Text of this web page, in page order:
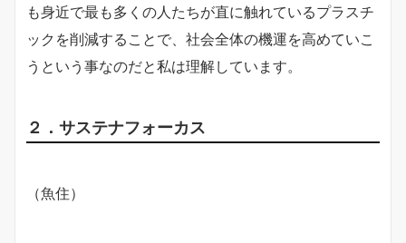
も身近で最も多くの人たちが直に触れているプラスチ
ックを削減することで、社会全体の機運を高めていこ
うという事なのだと私は理解しています。
２．サステナフォーカス
（魚住）